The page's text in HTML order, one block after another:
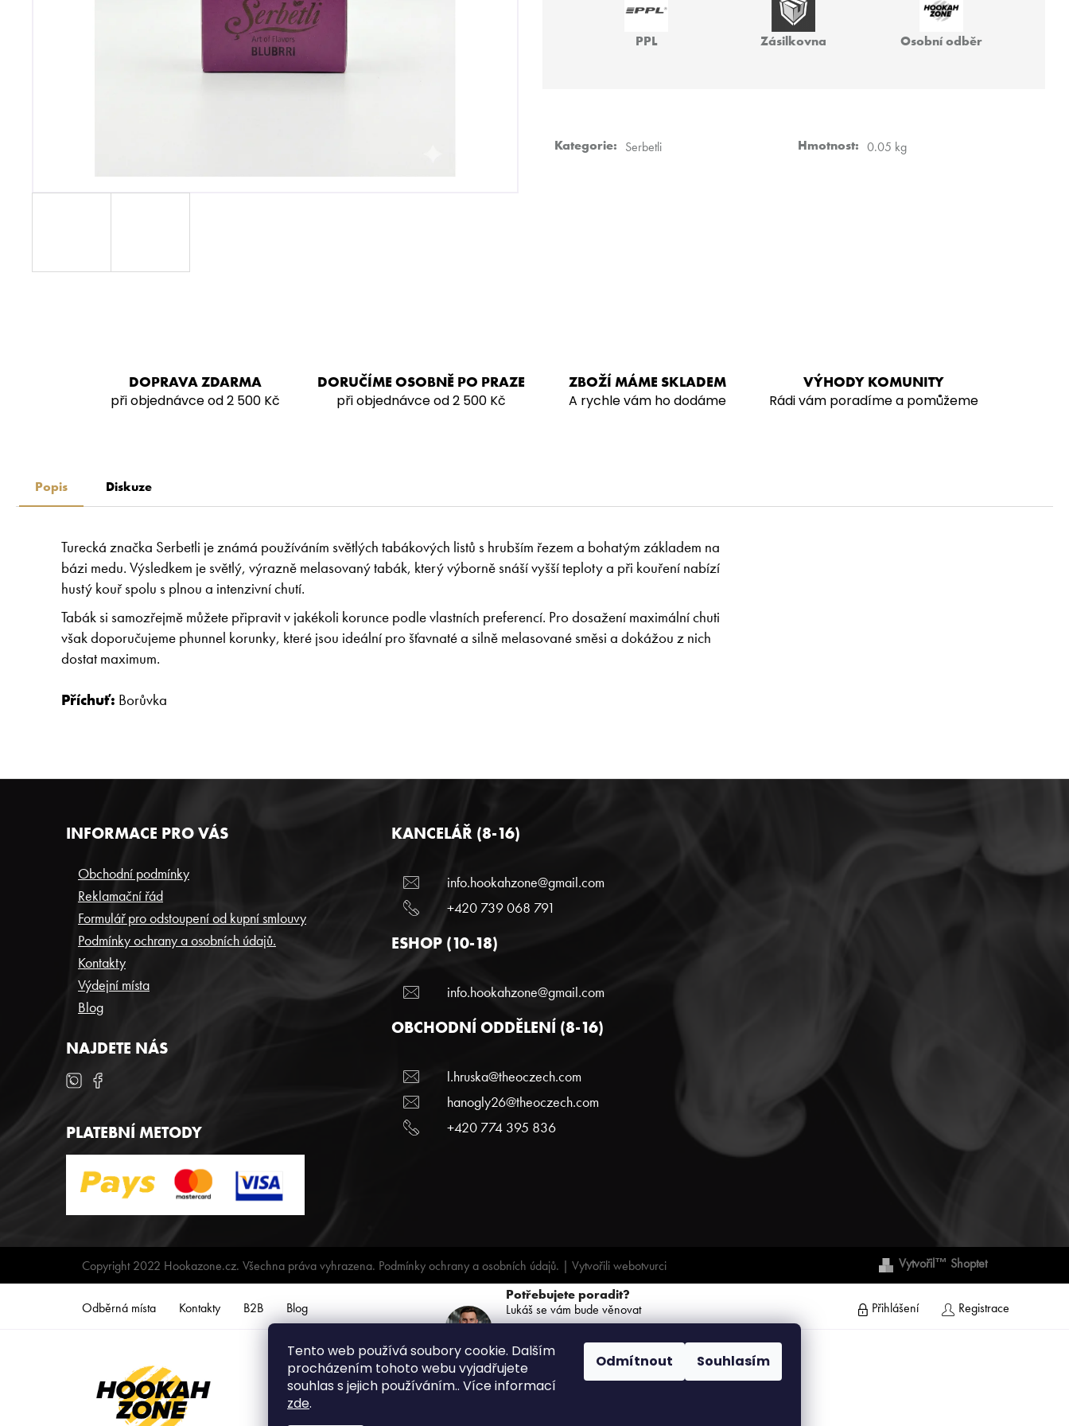
Tento web používá soubory cookie. Dalším
procházením tohoto webu vyjadřujete
souhlas s jejich používáním.. Více informací
zde.
Odmítnout Souhlasím
PPL Zásilkovna Osobní odběr
Kategorie: Serbetli Hmotnost: 0.05 kg
DOPRAVA ZDARMA
při objednávce od 2 500 Kč
DORUČÍME OSOBNĚ PO PRAZE
při objednávce od 2 500 Kč
ZBOŽÍ MÁME SKLADEM
A rychle vám ho dodáme
VÝHODY KOMUNITY
Rádi vám poradíme a pomůžeme
Popis Diskuze
Turecká značka Serbetli je známá používáním světlých tabákových listů s hrubším řezem a bohatým základem na
bázi medu. Výsledkem je světlý, výrazně melasovaný tabák, který výborně snáší vyšší teploty a při kouření nabízí
hustý kouř spolu s plnou a intenzivní chutí.
Tabák si samozřejmě můžete připravit v jakékoli korunce podle vlastních preferencí. Pro dosažení maximální chuti
však doporučujeme phunnel korunky, které jsou ideální pro šťavnaté a silně melasované směsi a dokážou z nich
dostat maximum.
Příchuť: Borůvka
SARMA 360 STRONG – LYCH SOD
SARMA – NDLS TRI 200G
879 Kč
INFORMACE PRO VÁS
Obchodní podmínky
Reklamační řád
Formulář pro odstoupení od kupní smlouvy
Podmínky ochrany a osobních údajů.
Kontakty
Výdejní místa
Blog
NAJDETE NÁS
PLATEBNÍ METODY
KANCELÁŘ (8-16)
info.hookahzone@gmail.com
+420 739 068 791
ESHOP (10-18)
info.hookahzone@gmail.com
OBCHODNÍ ODDĚLENÍ (8-16)
l.hruska@theoczech.com
hanogly26@theoczech.com
+420 774 395 836
Copyright 2022 Hookazone.cz. Všechna práva vyhrazena. Podmínky ochrany a osobních údajů. | Vytvořiliwebotvurci Vytvořil™ Shoptet
Odběrná místa Kontakty B2B Blog
Potřebujete poradit?
Lukáš se vám bude věnovat
(PO-PÁ: 8:00 - 16:00)
Přihlášení Registrace